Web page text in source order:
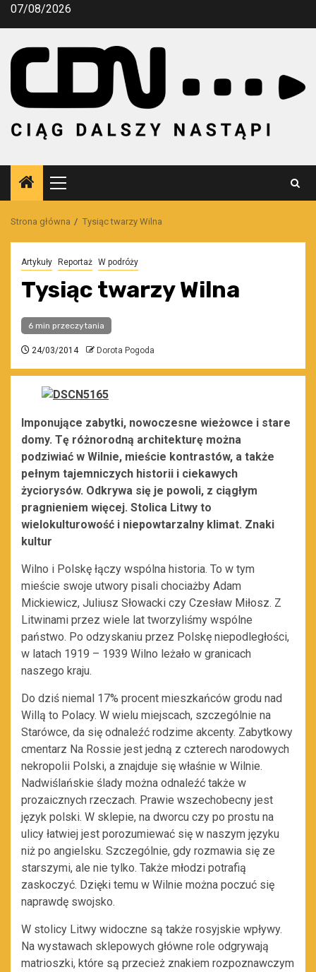
Przejdź
07/08/2026
Menu
główne
Strona główna Tysiąc twarzy Wilna
Artykuły Reportaż W podróży
Tysiąc twarzy Wilna
6 min przeczytania
24/03/2014 Dorota Pogoda
Imponujące zabytki, nowoczesne wieżowce i stare
domy. Tę różnorodną architekturę można
podziwiać w Wilnie, mieście kontrastów, a także
pełnym tajemniczych historii i ciekawych
życiorysów. Odkrywa się je powoli, z ciągłym
pragnieniem więcej. Stolica Litwy to
wielokulturowość i niepowtarzalny klimat. Znaki
kultur
Wilno i Polskę łączy wspólna historia. To w tym
mieście swoje utwory pisali chociażby Adam
Mickiewicz, Juliusz Słowacki czy Czesław Miłosz. Z
Litwinami przez wiele lat tworzyliśmy wspólne
państwo. Po odzyskaniu przez Polskę niepodległości,
w latach 1919 – 1939 Wilno leżało w granicach
naszego kraju.
Do dziś niemal 17% procent mieszkańców grodu nad
Willą to Polacy. W wielu miejscach, szczególnie na
Starówce, da się odnaleźć rodzime akcenty. Zabytkowy
cmentarz Na Rossie jest jedną z czterech narodowych
nekropolii Polski, a znajduje się właśnie w Wilnie.
Nadwiślańskie ślady można odnaleźć także w
prozaicznych rzeczach. Prawie wszechobecny jest
język polski. W sklepie, na dworcu czy po prostu na
ulicy łatwiej jest porozumiewać się w naszym języku
niż po angielsku. Szczególnie, gdy rozmawia się ze
starszymi, ale nie tylko. Także młodzi potrafią
zaskoczyć. Dzięki temu w Wilnie można poczuć się
naprawdę swojsko.
W stolicy Litwy widoczne są także rosyjskie wpływy.
Na wystawach sklepowych główne role odgrywają
matrioszki, które są przecież znakiem rozpoznawczym